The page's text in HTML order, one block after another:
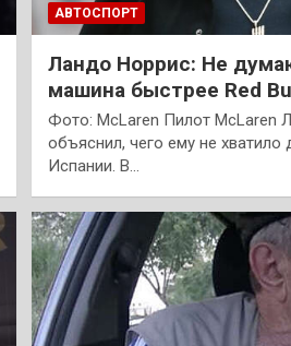
АВТОСПОРТ
Ландо Норрис: Не
машина быстрее Red
Фото: McLaren Пилот McLaren
объяснил, чего ему не
Испании. В…